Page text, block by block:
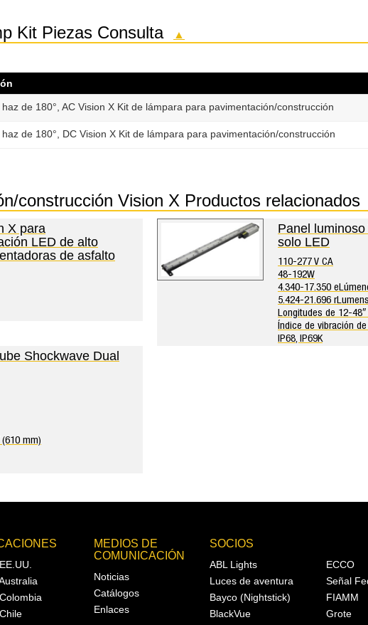
Kit Piezas Consulta ▲
de 180°, AC Vision X Kit de lámpara para pavimentación/construcción
de 180°, DC Vision X Kit de lámpara para pavimentación/construcción
construcción Vision X Productos relacionados
X para
LED de alto
de asfalto
Panel
solo LED
110-277 V CA
48-192W
4.340-17.350
5.424-21.696 rLumens
Longitudes de 12-
Índice de vibración de
IP68, IP69K
Shockwave Dual
mm)
MEDIOS DE
COMUNICACIÓN
Noticias
Catálogos
Enlaces
SOCIOS
ABL Lights
Luces de aventura
Bayco (Nightstick)
BlackVue
ECCO
Señal
FIAMM
Grote